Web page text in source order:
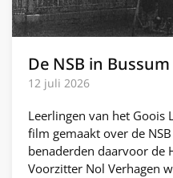
De NSB in
12 juli 2026
Leerlingen van het Goois
film gemaakt over de
benaderden daarvoor de
Voorzitter Nol Verhagen